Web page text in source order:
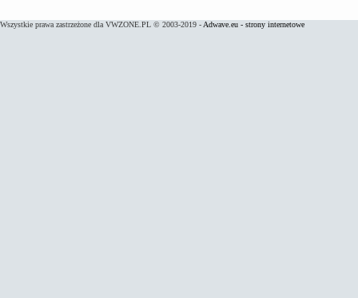
Wszystkie prawa zastrzeżone dla VWZONE.PL © 2003-2019 - Adwave.eu - strony internetowe